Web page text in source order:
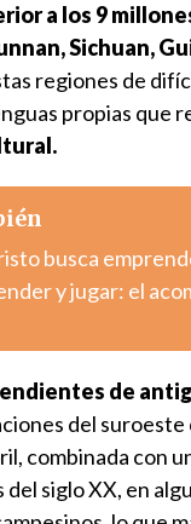
a los 9
Sichuan,
regiones de
propias que
busca
y jugar: el
de
del
combinada con
del siglo XX, en